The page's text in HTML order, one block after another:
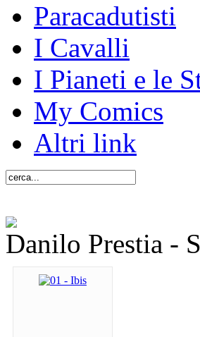
Paracadutisti
I Cavalli
I Pianeti e le
My Comics
Altri link
Danilo Prestia -